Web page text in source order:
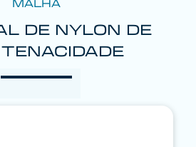
MALHA
DE NYLON DE